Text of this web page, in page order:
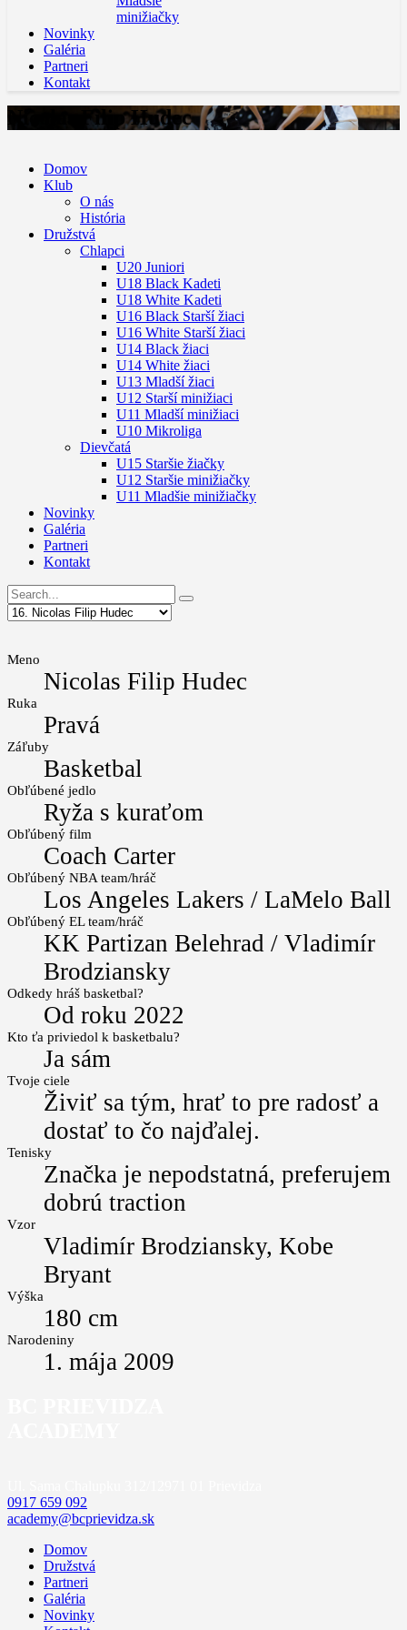
minižiačky
Novinky
Galéria
Partneri
Kontakt
Nicolas Filip Hudec
Domov
Klub
O nás
História
Družstvá
Chlapci
U20 Juniori
U18 Black Kadeti
U18 White Kadeti
U16 Black Starší žiaci
U16 White Starší žiaci
U14 Black žiaci
U14 White žiaci
U13 Mladší žiaci
U12 Starší minižiaci
U11 Mladší minižiaci
U10 Mikroliga
Dievčatá
U15 Staršie žiačky
U12 Staršie minižiačky
U11 Mladšie minižiačky
Novinky
Galéria
Partneri
Kontakt
Meno
Nicolas Filip Hudec
Ruka
Pravá
Záľuby
Basketbal
Obľúbené jedlo
Ryža s kuraťom
Obľúbený film
Coach Carter
Obľúbený NBA team/hráč
Los Angeles Lakers / LaMelo Ball
Obľúbený EL team/hráč
KK Partizan Belehrad / Vladimír
Brodziansky
Odkedy hráš basketbal?
Od roku 2022
Kto ťa priviedol k basketbalu?
Ja sám
Tvoje ciele
Živiť sa tým, hrať to pre radosť a
dostať to čo najďalej.
Tenisky
Značka je nepodstatná, preferujem
dobrú traction
Vzor
Vladimír Brodziansky, Kobe
Bryant
Výška
180 cm
Narodeniny
1. mája 2009
0917 659 092
academy@bcprievidza.sk
Domov
Družstvá
Partneri
Galéria
Novinky